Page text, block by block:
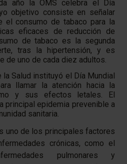
año la OMS celebra el Día
objetivo consiste en señalar
el consumo de tabaco para la
eficaces de reducción de
de tabaco es la segunda
tras la hipertensión, y es
de uno de cada diez adultos.
Salud instituyó el Día Mundial
llamar la atención hacia la
y sus efectos letales. El
principal epidemia prevenible a
sanitaria.
uno de los principales factores
crónicas, como el
pulmonares y